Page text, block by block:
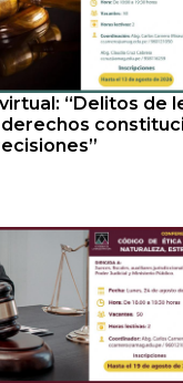
“Delitos de